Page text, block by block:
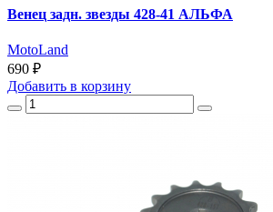
Венец задн. звезды 428-41 АЛЬФА
MotoLand
690 ₽
Добавить в корзину